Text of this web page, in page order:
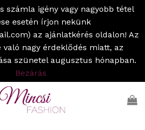
számla igény vagy nagyobb tétel
esetén írjon nekünk
az ajánlatkérés oldalon! Az
nagy érdeklődés miatt, az
szünetel augusztus hónapban.
Bezárás